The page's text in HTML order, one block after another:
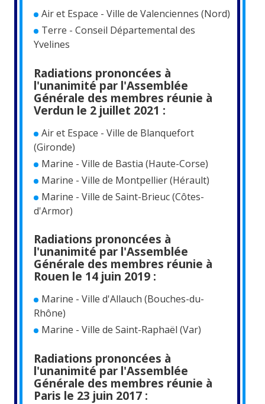
Air et Espace - Ville de Valenciennes (Nord)
Terre - Conseil Départemental des
Yvelines
Radiations prononcées à
l'unanimité par l'Assemblée
Générale des membres réunie à
Verdun le 2 juillet 2021 :
Air et Espace - Ville de Blanquefort
(Gironde)
Marine - Ville de Bastia (Haute-Corse)
Marine - Ville de Montpellier (Hérault)
Marine - Ville de Saint-Brieuc (Côtes-
d'Armor)
Radiations prononcées à
l'unanimité par l'Assemblée
Générale des membres réunie à
Rouen le 14 juin 2019 :
Marine - Ville d'Allauch (Bouches-du-
Rhône)
Marine - Ville de Saint-Raphaël (Var)
Radiations prononcées à
l'unanimité par l'Assemblée
Générale des membres réunie à
Paris le 23 juin 2017 :